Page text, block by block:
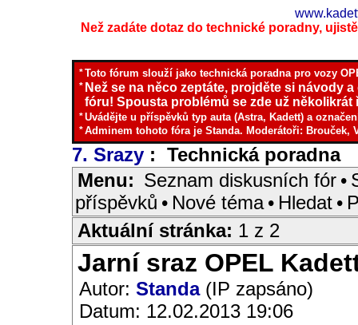
Než zadáte dotaz do technické poradny,
*Toto fórum slouží jako technická poradna pro vozy
* Než se na něco zeptáte, projděte si návody
fóru! Spousta problémů se zde už několikrát
*Uvádějte u příspěvků typ auta (Astra, Kadett) a
*Adminem tohoto fóra je Standa. Moderátoři: Brouček,
7. Srazy : Technická poradna
Menu: Seznam diskusních fór •
příspěvků • Nové téma • Hledat •
Aktuální stránka: 1 z 2
Jarní sraz OPEL
Autor: Standa(IP zapsáno)
Datum: 12.02.2013 19:06